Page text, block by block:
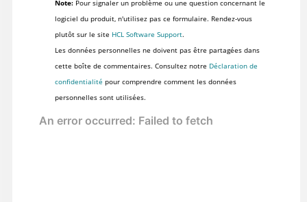
Note:Pour signaler un problème ou une question concernant le
logiciel du produit, n'utilisez pas ce formulaire. Rendez-vous
plutôt sur le site HCL Software Support.
Les données personnelles ne doivent pas être partagées dans
cette boîte de commentaires. Consultez notre Déclaration de
confidentialité pour comprendre comment les données
personnelles sont utilisées.